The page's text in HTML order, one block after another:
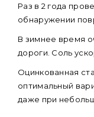
Раз в 2 года
обнаружении
В зимнее время
дороги. Соль
Оцинкованная
оптимальный
даже при